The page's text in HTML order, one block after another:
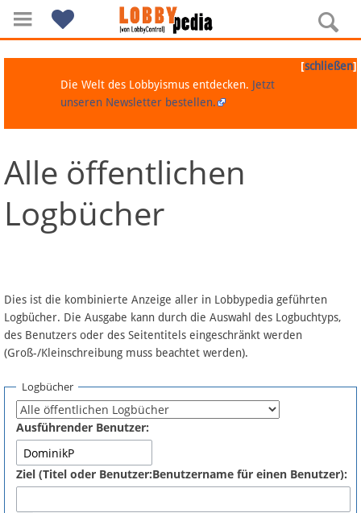
Navigation
Über Lobbypedia
Artikel nach Kategorien
FAQ
Fördermitglied werden
Fehler melden
[schließen]
Die Welt des Lobbyismus entdecken. Jetzt
unseren Newsletter bestellen.
Alle öffentlichen
Logbücher
Dies ist die kombinierte Anzeige aller in Lobbypedia geführten
Logbücher. Die Ausgabe kann durch die Auswahl des Logbuchtyps,
des Benutzers oder des Seitentitels eingeschränkt werden
(Groß-/Kleinschreibung muss beachtet werden).
Logbücher
Ausführender Benutzer:
Ziel (Titel oder Benutzer:Benutzername für einen Benutzer):